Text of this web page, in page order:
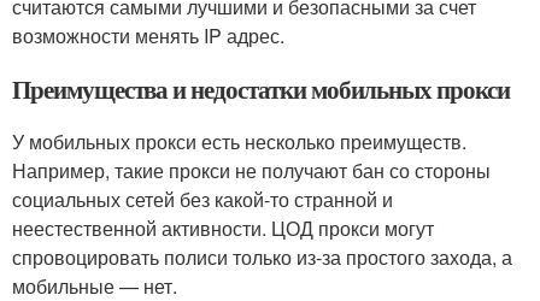
считаются самыми лучшими и безопасными за счет
возможности менять IP адрес.
Преимущества и недостатки мобильных прокси
У мобильных прокси есть несколько преимуществ.
Например, такие прокси не получают бан со стороны
социальных сетей без какой-то странной и
неестественной активности. ЦОД прокси могут
спровоцировать полиси только из-за простого захода, а
мобильные — нет.